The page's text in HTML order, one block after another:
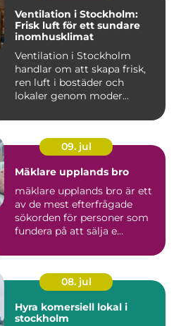
Ventilation i Stockholm:
Frisk luft för ett sundare
inomhusklimat
Ventilation i Stockholm
handlar om att skapa frisk,
ren luft i bostäder och
lokaler genom moder...
09. jul
Mäklare upplands bro
mäklare upplands bro är ett
av de mest efterfrågade
sökorden för personer som
fundera på att sälja e...
08. jul
Hyra komersiell lokal i
stockholm